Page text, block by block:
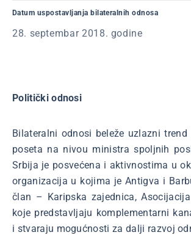
Datum uspostavljanja bilateralnih odnosa
28. septembar 2018. godine
Politički odnosi
Bilateralni odnosi beleže uzlazni trend
poseta na nivou ministra spoljnih
Srbija je posvećena i aktivnostima u
organizacija u kojima je Antigva i
član – Karipska zajednica,
koje predstavljaju komplementarni
i stvaraju mogućnosti za dalji razvoj